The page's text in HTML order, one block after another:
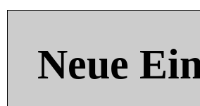
Neue